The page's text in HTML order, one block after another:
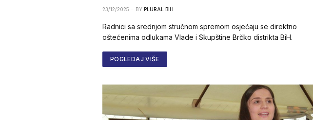
23/12/2025 BY PLURAL BIH
Radnici sa srednjom stručnom spremom osjećaju se direktno
oštećenima odlukama Vlade i Skupštine Brčko distrikta BiH.
POGLEDAJ VIŠE